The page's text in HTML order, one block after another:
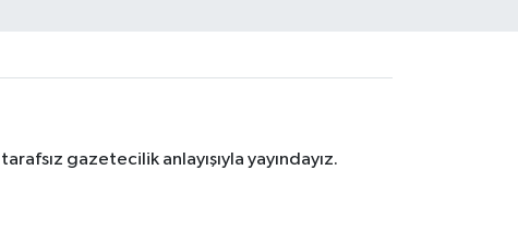
gazetecilik anlayışıyla yayındayız.